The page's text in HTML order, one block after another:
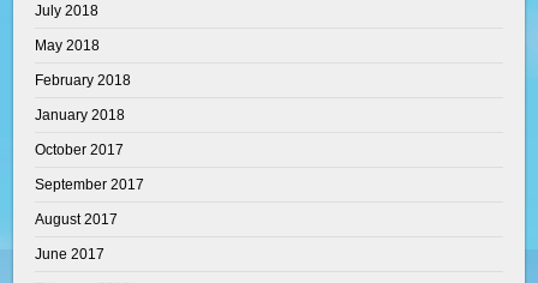
July 2018
May 2018
February 2018
January 2018
October 2017
September 2017
August 2017
June 2017